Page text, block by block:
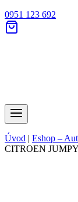
0951 123 692
Úvod | Eshop –
CITROEN